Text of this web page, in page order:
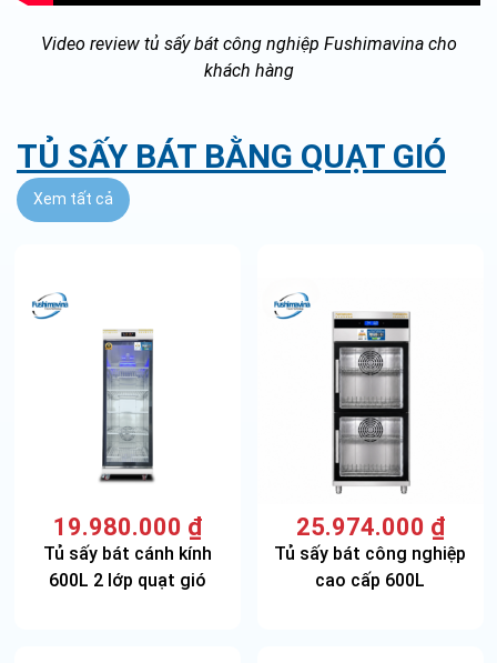
Video review tủ sấy bát công nghiệp Fushimavina cho
khách hàng
TỦ SẤY BÁT BẰNG QUẠT GIÓ
Xem tất cả
Tủ sấy bát cánh kính
600L 2 lớp quạt gió
19.980.000 ₫
Tủ sấy bát công nghiệp
cao cấp 600L
25.974.000 ₫